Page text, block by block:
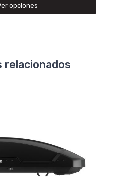
opciones
relacionados